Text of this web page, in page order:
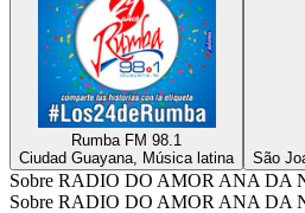
Rumba FM 98.1
Ciudad Guayana, Música latina
São
Sobre RADIO DO AMOR ANA DA
Sobre RADIO DO AMOR ANA DA